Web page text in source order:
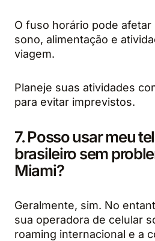
O fuso horário pode
sono, alimentação e
viagem.
Planeje suas atividades
para evitar imprevistos.
7. Posso usar meu
brasileiro sem
Miami?
Geralmente, sim. No
sua operadora de celular
roaming internacional e a